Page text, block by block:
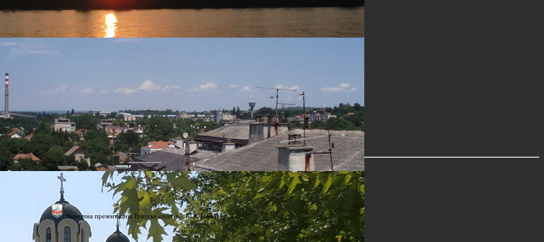
Званична презентација Градске општине КОСТОЛАЦ